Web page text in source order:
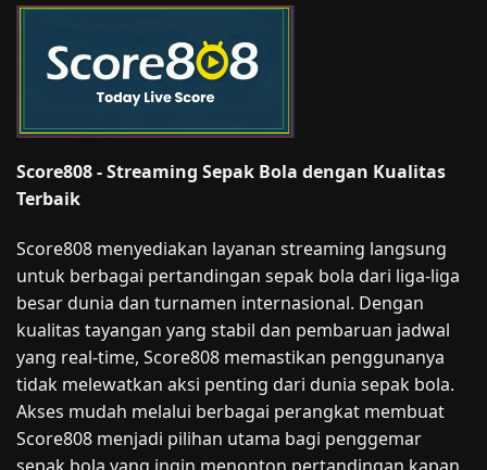
Score808 - Streaming Sepak Bola dengan Kualitas
Terbaik
Score808 menyediakan layanan streaming langsung
untuk berbagai pertandingan sepak bola dari liga-liga
besar dunia dan turnamen internasional. Dengan
kualitas tayangan yang stabil dan pembaruan jadwal
yang real-time, Score808 memastikan penggunanya
tidak melewatkan aksi penting dari dunia sepak bola.
Akses mudah melalui berbagai perangkat membuat
Score808 menjadi pilihan utama bagi penggemar